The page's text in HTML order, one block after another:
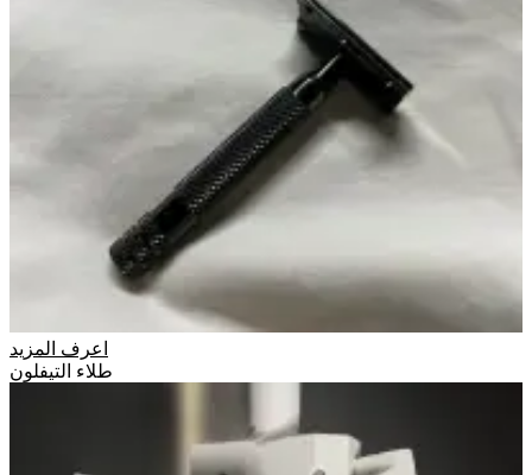
اعرف المزيد
طلاء التيفلون